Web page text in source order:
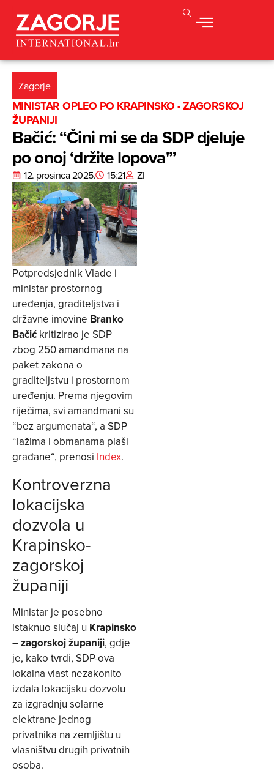
Zagorje
MINISTAR OPLEO PO KRAPINSKO - ZAGORSKOJ
ŽUPANIJI
Bačić: “Čini mi se da SDP djeluje
po onoj ‘držite lopova'”
12. prosinca 2025. 15:21 ZI
Potpredsjednik Vlade i
ministar prostornog
uređenja, graditeljstva i
državne imovine Branko
Bačić kritizirao je SDP
zbog 250 amandmana na
paket zakona o
graditeljstvu i prostornom
uređenju. Prema njegovim
riječima, svi amandmani su
“bez argumenata“, a SDP
“lažima i obmanama plaši
građane“, prenosi Index.
Kontroverzna
lokacijska
dozvola u
Krapinsko-
zagorskoj
županiji
Ministar je posebno
istaknuo slučaj u Krapinsko
– zagorskoj županiji, gdje
je, kako tvrdi, SDP-ova
lokalna vlast nezakonito
izdala lokacijsku dozvolu
za izgradnju solarne
elektrane jednog
privatnika na zemljištu u
vlasništvu drugih privatnih
osoba.